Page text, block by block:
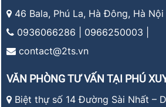
46 Bala, Phú La, Hà Đông, Hà Nội
0936066286 | 0966250003 |
contact@2ts.vn
VĂN PHÒNG TƯ VẤN TẠI PHÚ
Biệt thự số 14 Đường Sài Nhất –